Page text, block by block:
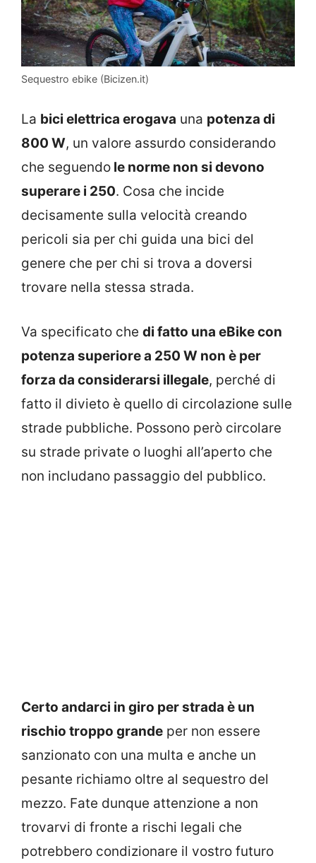
Sequestro ebike (Bicizen.it)
La bici elettrica erogava una potenza di
800 W, un valore assurdo considerando
che seguendo le norme non si devono
superare i 250. Cosa che incide
decisamente sulla velocità creando
pericoli sia per chi guida una bici del
genere che per chi si trova a doversi
trovare nella stessa strada.
Va specificato che di fatto una eBike con
potenza superiore a 250 W non è per
forza da considerarsi illegale, perché di
fatto il divieto è quello di circolazione sulle
strade pubbliche. Possono però circolare
su strade private o luoghi all’aperto che
non includano passaggio del pubblico.
Certo andarci in giro per strada è un
rischio troppo grande per non essere
sanzionato con una multa e anche un
pesante richiamo oltre al sequestro del
mezzo. Fate dunque attenzione a non
trovarvi di fronte a rischi legali che
potrebbero condizionare il vostro futuro